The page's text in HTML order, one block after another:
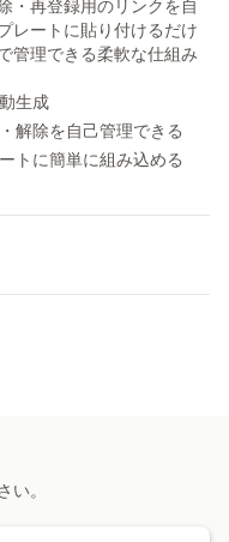
・再登録用のリンクを自
レートに貼り付けるだけ
管理できる柔軟な仕組み
生成
解除を自己管理できる
トに簡単に組み込める
い。